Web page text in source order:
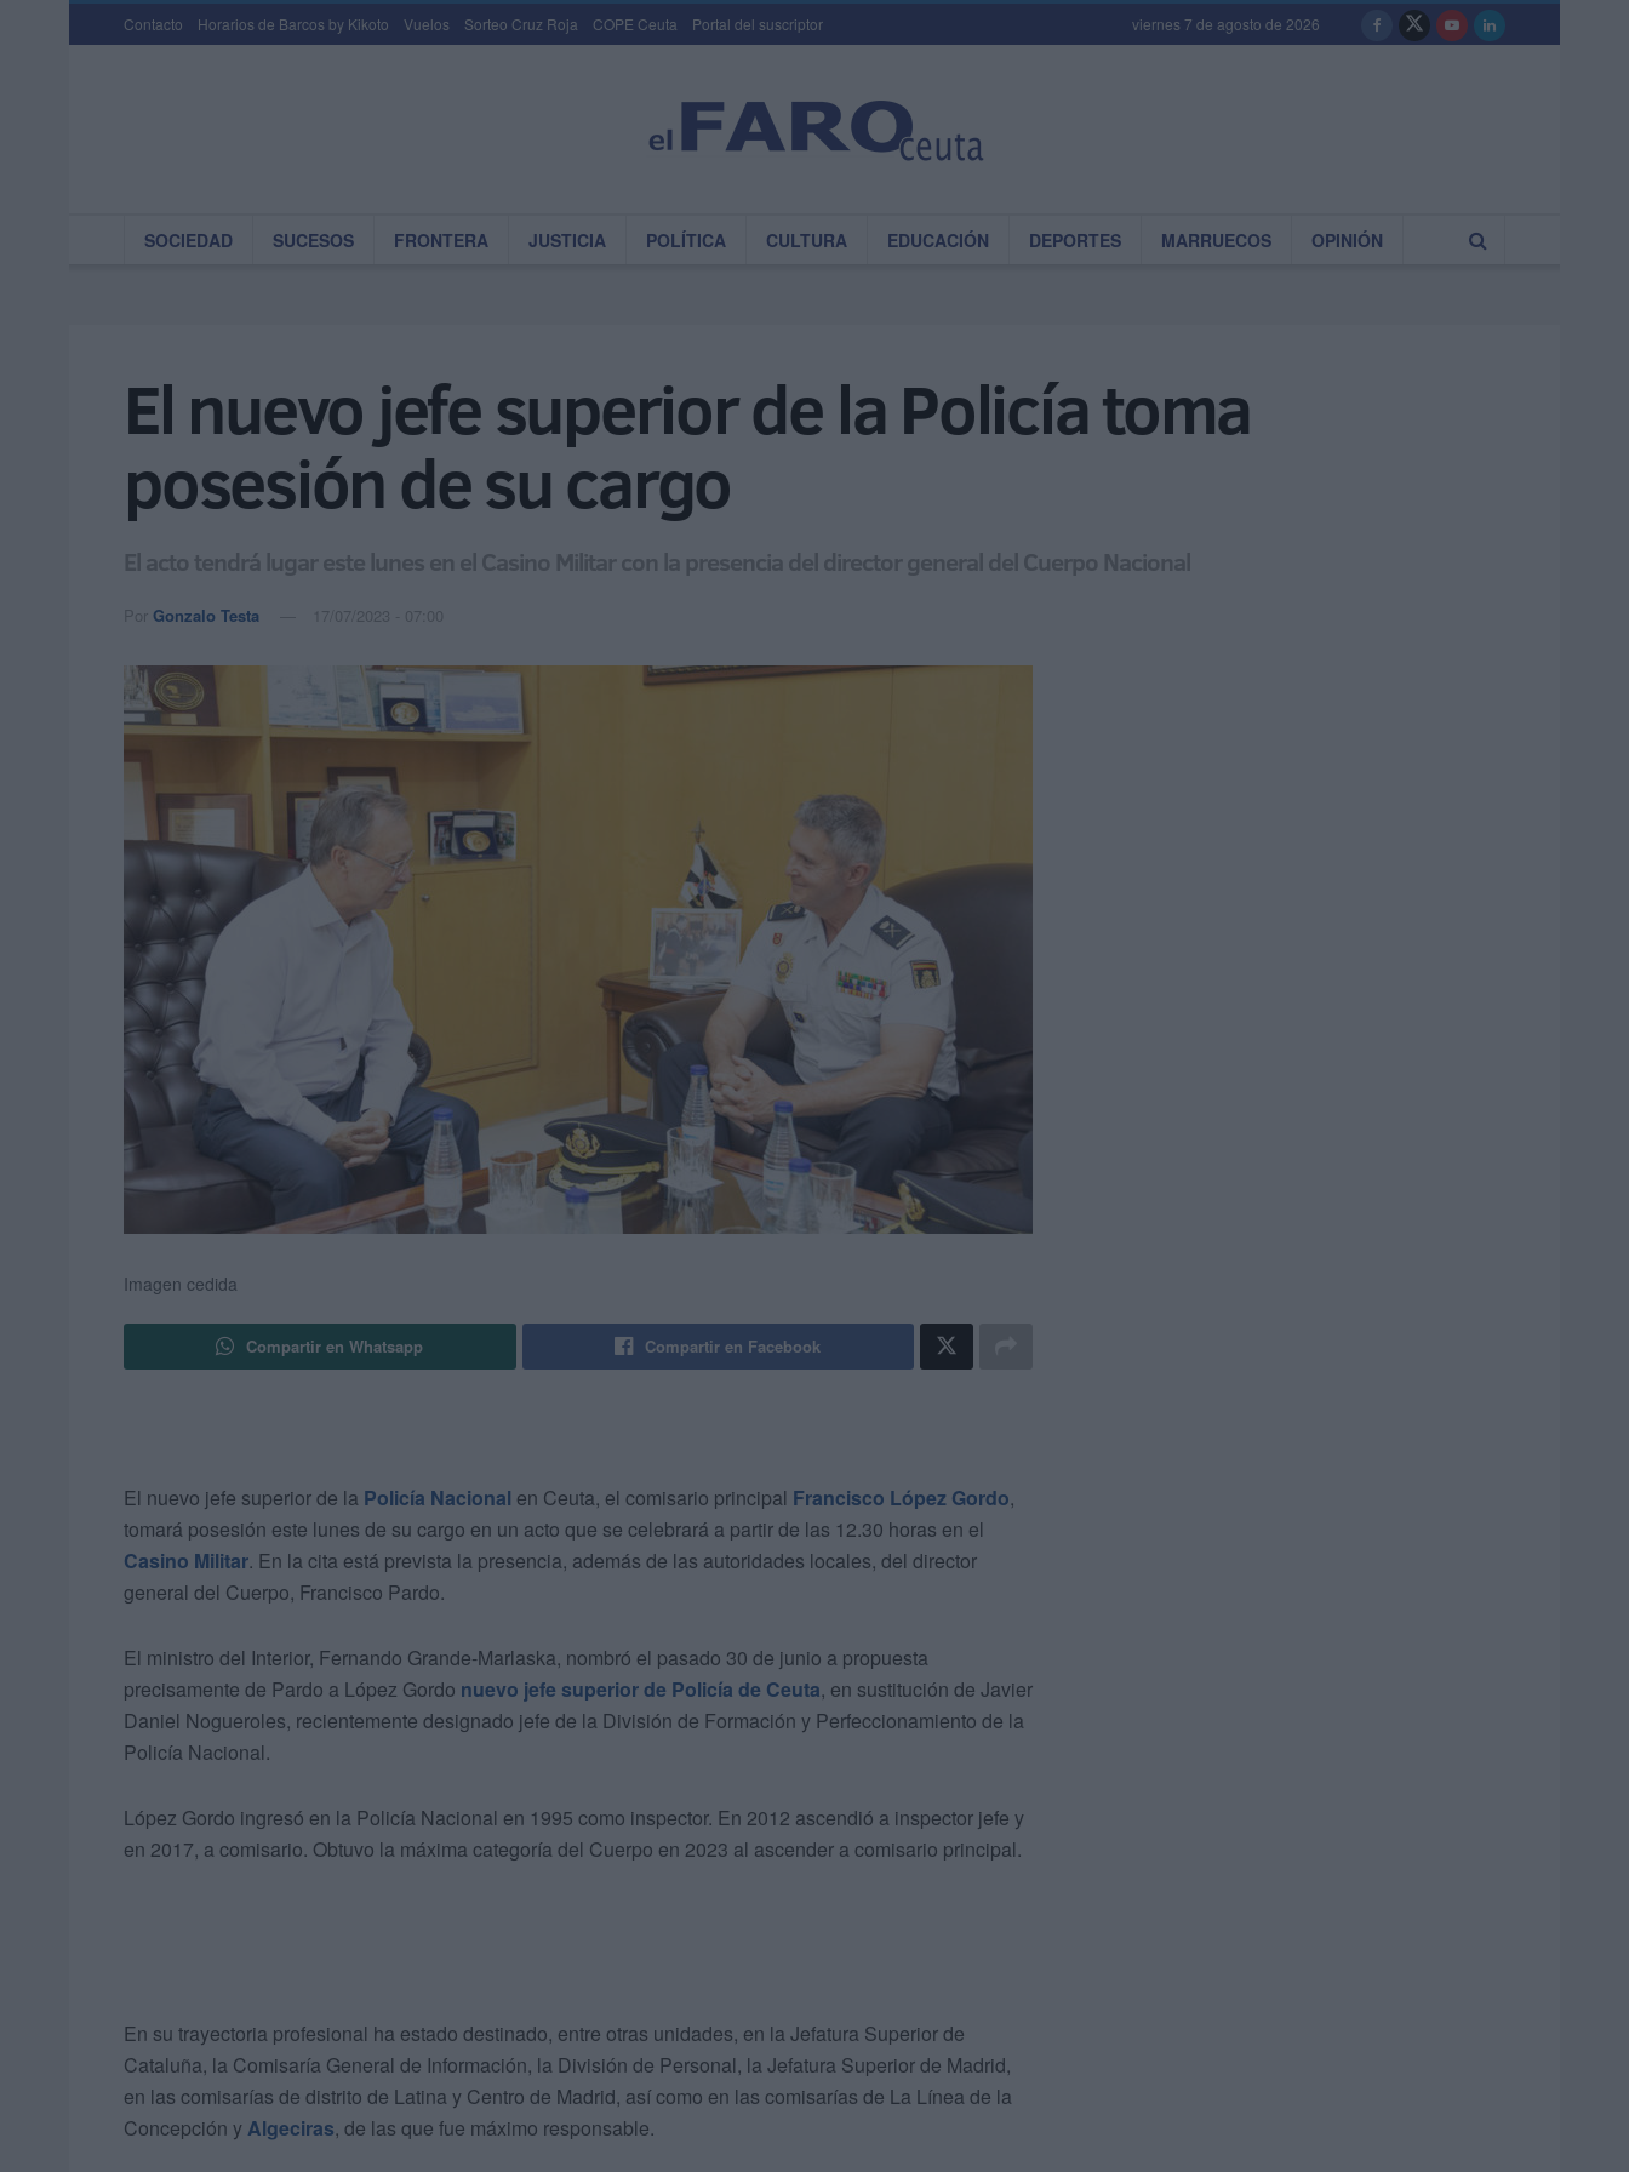
Contacto Horarios de Barcos by Kikoto Vuelos Sorteo Cruz Roja COPE Ceuta Portal del suscriptor viernes 7 de agosto de 2026
SOCIEDAD SUCESOS FRONTERA JUSTICIA POLÍTICA CULTURA EDUCACIÓN DEPORTES MARRUECOS OPINIÓN
El nuevo jefe superior de la Policía toma
posesión de su cargo
El acto tendrá lugar este lunes en el Casino Militar con la presencia del director general del Cuerpo Nacional
Por Gonzalo Testa 17/07/2023 - 07:00
Imagen cedida
Compartir en Whatsapp Compartir en Facebook
El nuevo jefe superior de la Policía Nacional en Ceuta, el comisario principal Francisco López Gordo,
tomará posesión este lunes de su cargo en un acto que se celebrará a partir de las 12.30 horas en el
Casino Militar. En la cita está prevista la presencia, además de las autoridades locales, del director
general del Cuerpo, Francisco Pardo.
El ministro del Interior, Fernando Grande-Marlaska, nombró el pasado 30 de junio a propuesta
precisamente de Pardo a López Gordo nuevo jefe superior de Policía de Ceuta, en sustitución de Javier
Daniel Nogueroles, recientemente designado jefe de la División de Formación y Perfeccionamiento de la
Policía Nacional.
López Gordo ingresó en la Policía Nacional en 1995 como inspector. En 2012 ascendió a inspector jefe y
en 2017, a comisario. Obtuvo la máxima categoría del Cuerpo en 2023 al ascender a comisario principal.
En su trayectoria profesional ha estado destinado, entre otras unidades, en la Jefatura Superior de
Cataluña, la Comisaría General de Información, la División de Personal, la Jefatura Superior de Madrid,
en las comisarías de distrito de Latina y Centro de Madrid, así como en las comisarías de La Línea de la
Concepción yAlgeciras, de las que fue máximo responsable.